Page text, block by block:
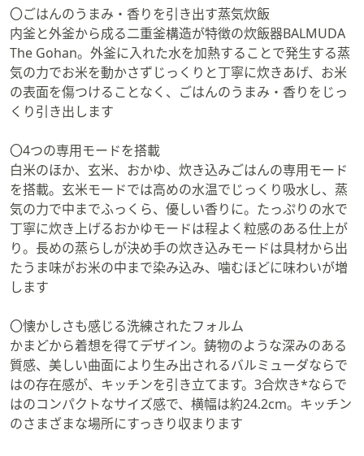
よっては売り切れの可能性がございま
す。 この動画で使用したアイテムは
こちら↓ No.723408 バルミューダ ザ
ゴハン #便利グッズ #キッチングッズ
#一人暮らしのごはん #簡単レシピ #
おうちごはん #ライフハック #調理の
裏技 #料理好きな人と繋がりたい #調
理家電 #時短調理 #購入品紹介 #暮ら
#主婦の味方 #QVCジャパン
の商品番号をプロフィール記載のQVC
オンラインショップで検索していただ
ければ、詳細の確認や購入していただ
けます。 ※商品によっては売り切れの
可能性がございます。 この動画で使
用したアイテムはこちら↓
No.723408 バルミューダ ザ ゴハン 📝
#簡単おやつ #お菓子作り #ヘルシー
スイーツ #グルテンフリー# 米粉レシ
ピ# チョコスイーツ #ダイエット中 #
ズボラ飯 #家でできる #お菓子好き #
スイーツ好き #材料少ない #甘党 #料
理初心者 #簡単レシピ #スイーツ作り
#チョコレート好き #フォンデュショ
コラ
〇ごはんのうまみ・香りを引き出す蒸気炊飯
内釜と外釜から成る二重釜構造が特徴の炊飯器BALMUDA
The Gohan。外釜に入れた水を加熱することで発生する蒸
気の力でお米を動かさずじっくりと丁寧に炊きあげ、お米
の表面を傷つけることなく、ごはんのうまみ・香りをじっ
くり引き出します
〇4つの専用モードを搭載
白米のほか、玄米、おかゆ、炊き込みごはんの専用モード
を搭載。玄米モードでは高めの水温でじっくり吸水し、蒸
気の力で中までふっくら、優しい香りに。たっぷりの水で
丁寧に炊き上げるおかゆモードは程よく粒感のある仕上が
り。長めの蒸らしが決め手の炊き込みモードは具材から出
たうま味がお米の中まで染み込み、噛むほどに味わいが増
します
〇懐かしさも感じる洗練されたフォルム
かまどから着想を得てデザイン。鋳物のような深みのある
質感、美しい曲面により生み出されるバルミューダならで
はの存在感が、キッチンを引き立てます。3合炊き*ならで
はのコンパクトなサイズ感で、横幅は約24.2cm。キッチン
のさまざまな場所にすっきり収まります